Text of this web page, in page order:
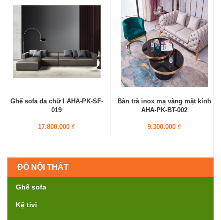
Ghế sofa da chữ l AHA-PK-SF-
019
17.800.000 ₫
Bàn trà inox mạ vàng mặt kính
AHA-PK-BT-002
9.300.000 ₫
ĐỒ NỘI THẤT
Ghế sofa
Kệ tivi